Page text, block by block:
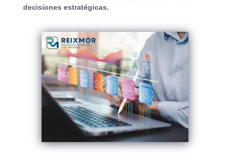
decisiones estratégicas.